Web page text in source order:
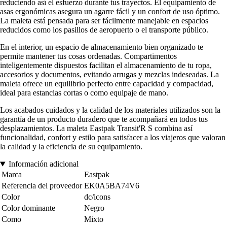
reduciendo así el esfuerzo durante tus trayectos. El equipamiento de
asas ergonómicas asegura un agarre fácil y un confort de uso óptimo.
La maleta está pensada para ser fácilmente manejable en espacios
reducidos como los pasillos de aeropuerto o el transporte público.
En el interior, un espacio de almacenamiento bien organizado te
permite mantener tus cosas ordenadas. Compartimentos
inteligentemente dispuestos facilitan el almacenamiento de tu ropa,
accesorios y documentos, evitando arrugas y mezclas indeseadas. La
maleta ofrece un equilibrio perfecto entre capacidad y compacidad,
ideal para estancias cortas o como equipaje de mano.
Los acabados cuidados y la calidad de los materiales utilizados son la
garantía de un producto duradero que te acompañará en todos tus
desplazamientos. La maleta Eastpak Transit'R S combina así
funcionalidad, confort y estilo para satisfacer a los viajeros que valoran
la calidad y la eficiencia de su equipamiento.
Información adicional
Marca
Eastpak
Referencia del proveedor EK0A5BA74V6
Color
dc/icons
Color dominante
Negro
Como
Mixto